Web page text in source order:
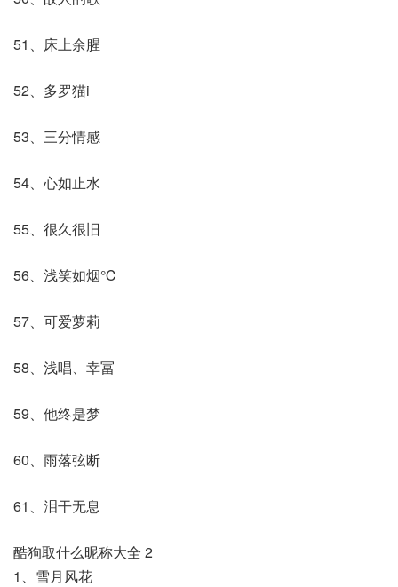
51、床上余腥
52、多罗猫i
53、三分情感
54、心如止水
55、很久很旧
56、浅笑如烟℃
57、可爱萝莉
58、浅唱、幸冨
59、他终是梦
60、雨落弦断
61、泪干无息
酷狗取什么昵称大全 2
1、雪月风花